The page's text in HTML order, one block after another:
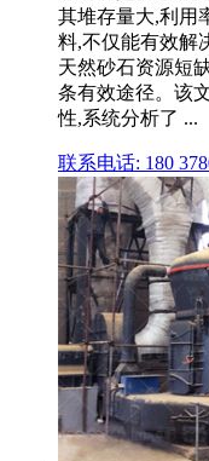
其堆存量大,利用
料,不仅能有效解
天然砂石资源短
条有效途径。该
性,系统分析了 ...
联系电话: 180